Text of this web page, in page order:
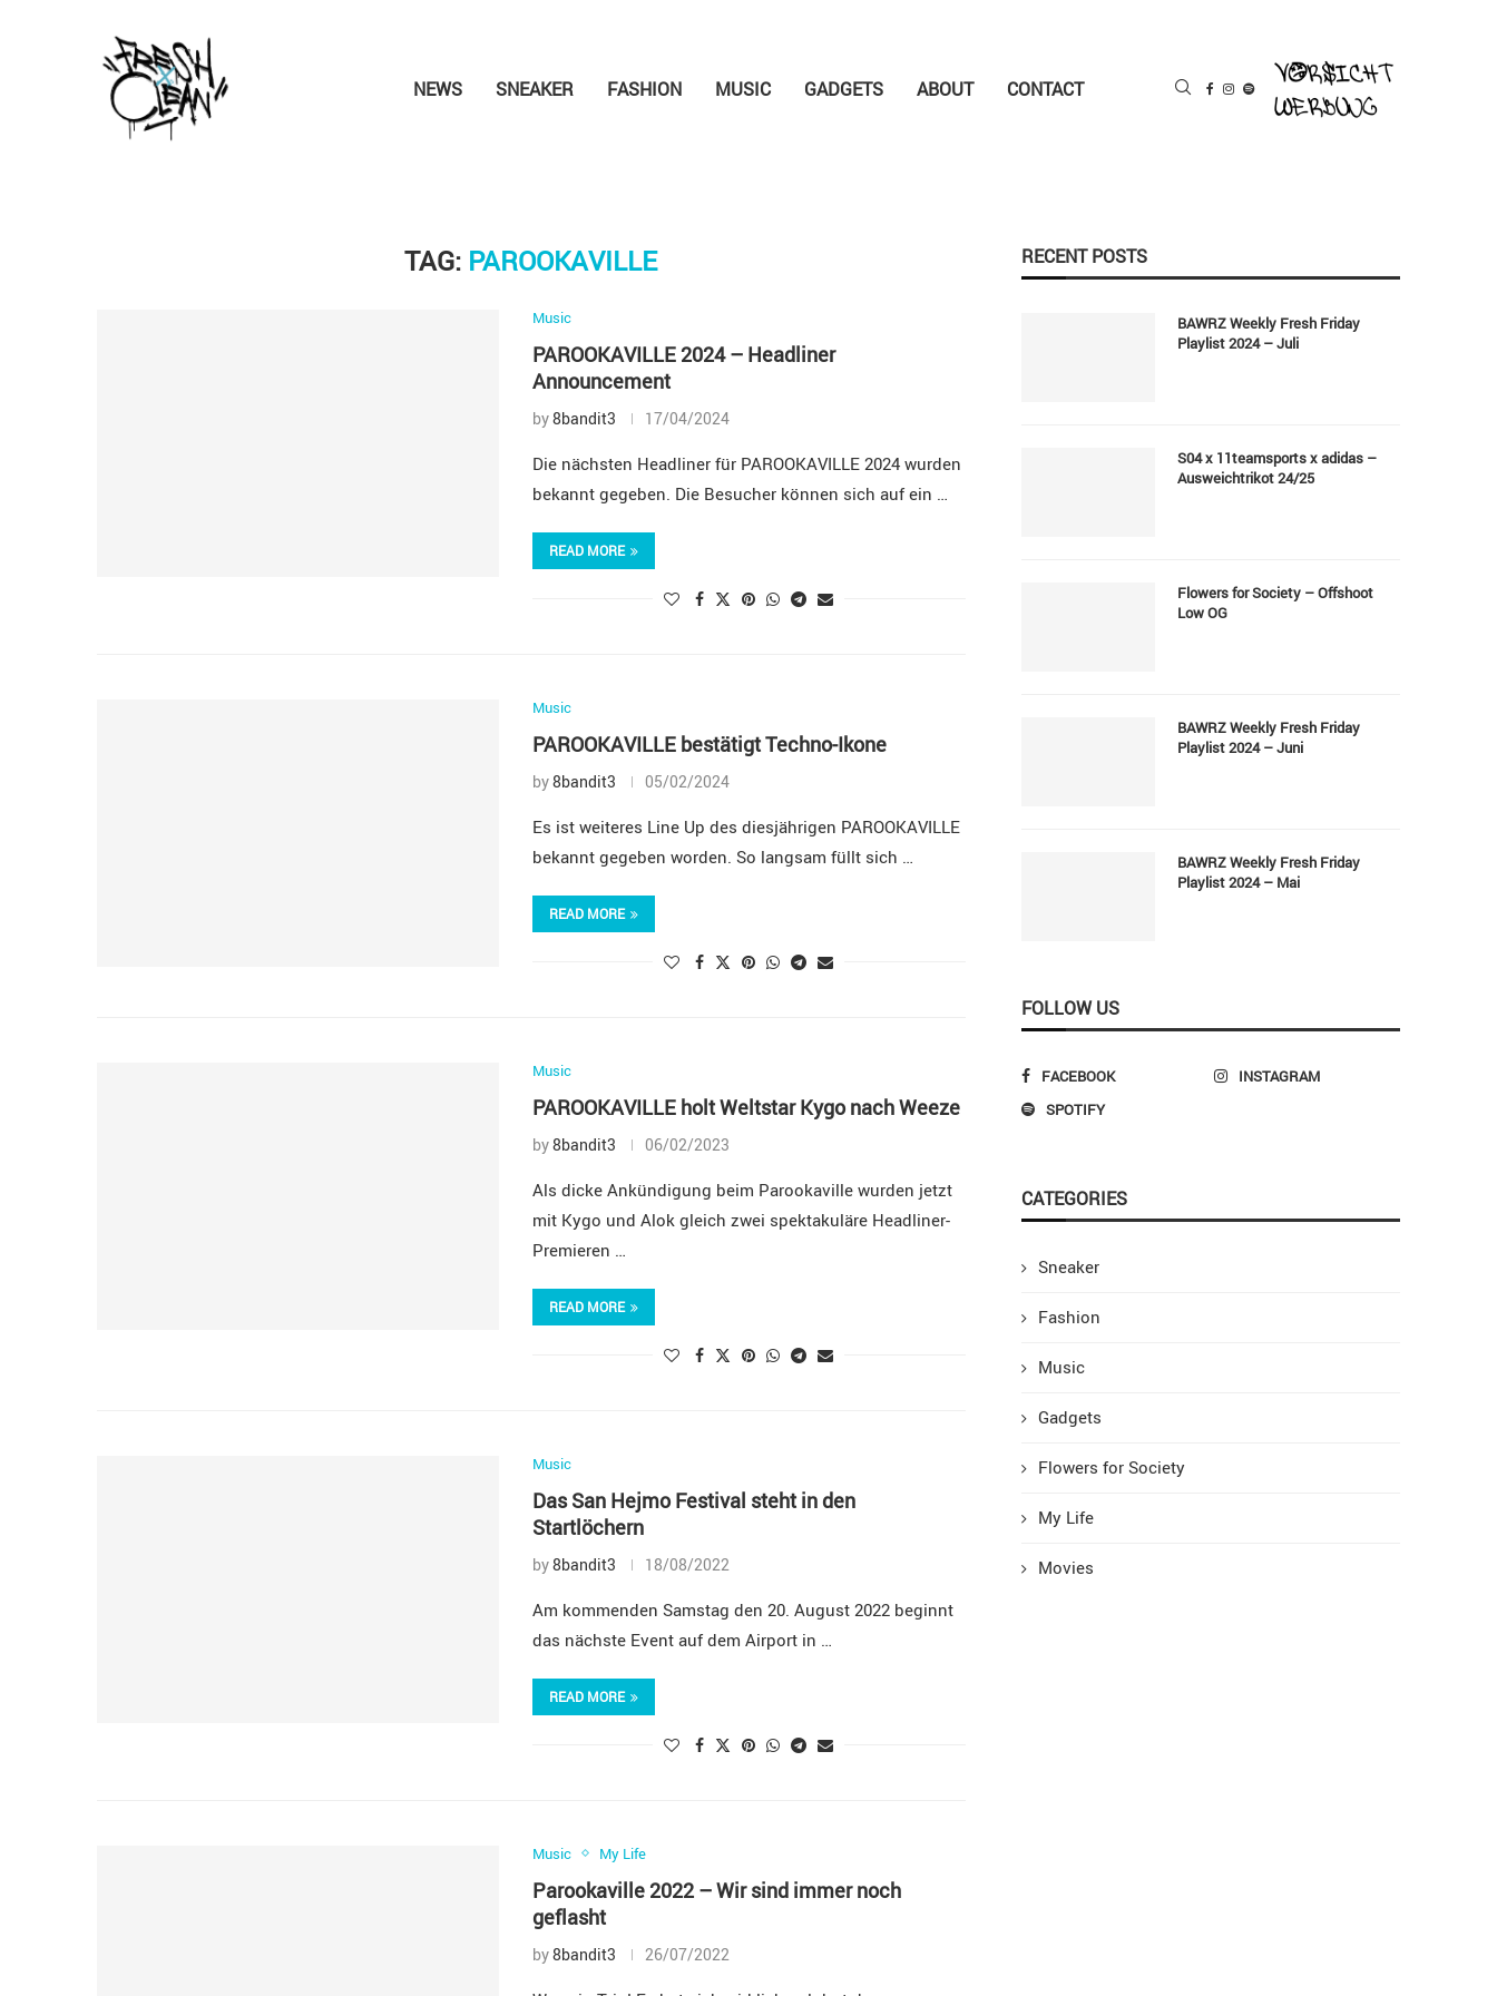
NEWS SNEAKER FASHION MUSIC GADGETS ABOUT CONTACT
TAG: PAROOKAVILLE
Music
PAROOKAVILLE 2024 – Headliner
Announcement
by8bandit3 17/04/2024
Die nächsten Headliner für PAROOKAVILLE 2024 wurden
bekannt gegeben. Die Besucher können sich auf ein …
READ MORE
Music
PAROOKAVILLE bestätigt Techno-Ikone
by8bandit3 05/02/2024
Es ist weiteres Line Up des diesjährigen PAROOKAVILLE
bekannt gegeben worden. So langsam füllt sich …
READ MORE
Music
PAROOKAVILLE holt Weltstar Kygo nach Weeze
by8bandit3 06/02/2023
Als dicke Ankündigung beim Parookaville wurden jetzt
mit Kygo und Alok gleich zwei spektakuläre Headliner-
Premieren …
READ MORE
Music
Das San Hejmo Festival steht in den
Startlöchern
by8bandit3 18/08/2022
Am kommenden Samstag den 20. August 2022 beginnt
das nächste Event auf dem Airport in …
READ MORE
Music My Life
Parookaville 2022 – Wir sind immer noch
geflasht
by8bandit3 26/07/2022
RECENT POSTS
BAWRZ Weekly Fresh Friday
Playlist 2024 – Juli
S04 x 11teamsports x adidas –
Ausweichtrikot 24/25
Flowers for Society – Offshoot
Low OG
BAWRZ Weekly Fresh Friday
Playlist 2024 – Juni
BAWRZ Weekly Fresh Friday
Playlist 2024 – Mai
FOLLOW US
FACEBOOK
INSTAGRAM
SPOTIFY
CATEGORIES
Sneaker
Fashion
Music
Gadgets
Flowers for Society
My Life
Movies